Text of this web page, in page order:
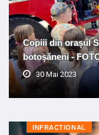
Copiii din orașul
botoșăneni -
30 Mai 2023
INFRACTIONAL